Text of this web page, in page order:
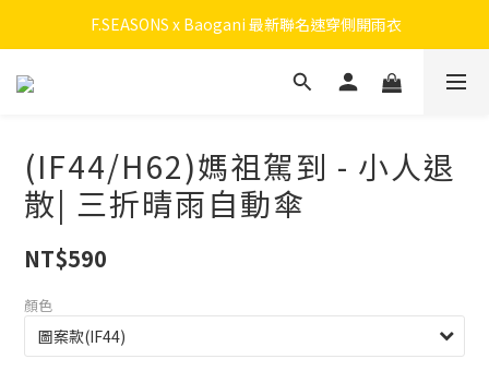
F.SEASONS x Baogani 最新聯名速穿側開雨衣
F.SEASONS x Baogani 最新聯名速穿側開雨衣
會員召募中！ 立即加入拿50元購物金，升級享終身九折！
F.SEASONS x Baogani 最新聯名速穿側開雨衣
(IF44/H62)媽祖駕到 - 小人退
散| 三折晴雨自動傘
NT$590
顏色